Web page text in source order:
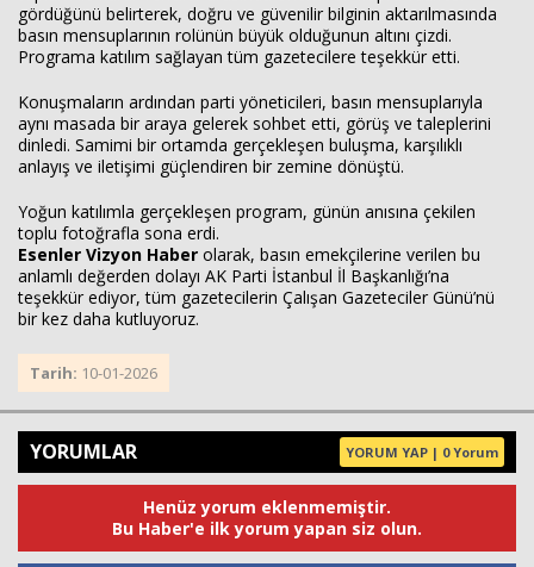
gördüğünü belirterek, doğru ve güvenilir bilginin aktarılmasında
basın mensuplarının rolünün büyük olduğunun altını çizdi.
Programa katılım sağlayan tüm gazetecilere teşekkür etti.
Konuşmaların ardından parti yöneticileri, basın mensuplarıyla
aynı masada bir araya gelerek sohbet etti, görüş ve taleplerini
dinledi. Samimi bir ortamda gerçekleşen buluşma, karşılıklı
anlayış ve iletişimi güçlendiren bir zemine dönüştü.
Yoğun katılımla gerçekleşen program, günün anısına çekilen
toplu fotoğrafla sona erdi.
Esenler Vizyon Haber olarak, basın emekçilerine verilen bu
anlamlı değerden dolayı AK Parti İstanbul İl Başkanlığı’na
teşekkür ediyor, tüm gazetecilerin Çalışan Gazeteciler Günü’nü
bir kez daha kutluyoruz.
Tarih: 10-01-2026
YORUMLAR YORUM YAP | 0 Yorum
Henüz yorum eklenmemiştir.
Bu Haber'e ilk yorum yapan siz olun.